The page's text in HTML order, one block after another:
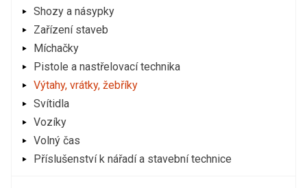
Shozy a násypky
Zařízení staveb
Míchačky
Pistole a nastřelovací technika
Výtahy, vrátky, žebříky
Svítidla
Vozíky
Volný čas
Příslušenství k nářadí a stavební technice